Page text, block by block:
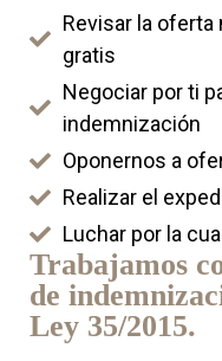
Revisar la oferta
gratis
Negociar por ti
indemnización
Oponernos a
Realizar el
Luchar por la
Trabajamos
de
Ley 35/2015.